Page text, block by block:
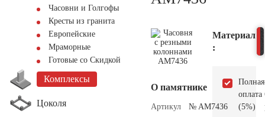
Часовни и Голгофы
Кресты из гранита
Европейские
Мраморные
Готовые со Скидкой
Комплексы
Цоколя
О памятнике
Артикул
№ AM7436
Материал
:
Полная
оплата
(5%)